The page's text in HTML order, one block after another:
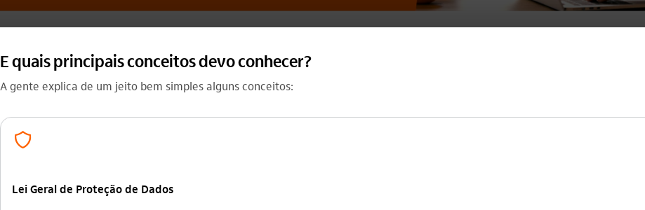
E quais principais conceitos devo conhecer?
A gente explica de um jeito bem simples alguns conceitos:
prevencao_de_fraude_outline
Lei Geral de Proteção de Dados